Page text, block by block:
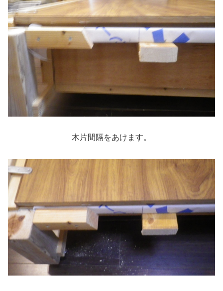
木片間隔をあけます。